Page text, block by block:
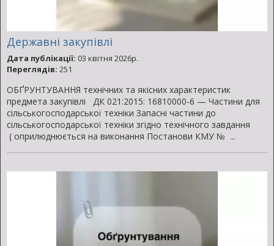
Державні закупівлі
Дата публікації: 03 квітня 2026р.
Переглядів: 251
ОБҐРУНТУВАННЯ технічних та якісних характеристик
предмета закупівлі ДК 021:2015: 16810000-6 — Частини для
сільськогосподарської техніки Запасні частини до
сільськогосподарської техніки згідно технічного завдання
( оприлюднюється на виконання Постанови КМУ № ...